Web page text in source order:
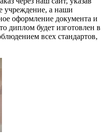
учреждение, а наши
оформление документа и
диплом будет изготовлен в
всех стандартов,